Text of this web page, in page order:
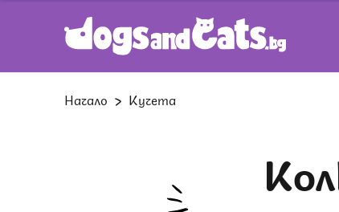
Начало Кучета
Колко токсичен е чесънът за